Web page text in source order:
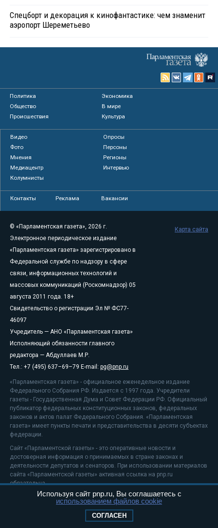
Спецборт и декорация к кинофантастике: чем знаменит
аэропорт Шереметьево
Политика
Экономика
Общество
В мире
Происшествия
Культура
Видео
Опросы
Фото
Персоны
Мнения
Регионы
Медиацентр
Интервью
Колумнисты
Контакты Реклама Вакансии
© «Парламентская газета», 2026 г.
Электронное периодическое издание
«Парламентская газета» зарегистрировано в
Федеральной службе по надзору в сфере
связи, информационных технологий и
массовых коммуникаций (Роскомнадзор) 05
августа 2011 года. 18+
Свидетельство о регистрации Эл № ФС77-
46097
Учредитель — АНО «Парламентская газета»
Исполняющий обязанности главного
редактора — Абдуллаев М.Р.
Тел.: +7 (495) 637–69–79 E-mail: pg@pnp.ru
«Парламентская газета» - официальное еженедельное издание
Федерального Собрания РФ. Издается с 1997 года. Учредители
газеты - Государственная Дума и Совет Федерации РФ. Официальный
публикатор федеральных конституционных законов, федеральных
законов и актов палат Федерального Собрания. «Парламентская
газета» имеет пункты печати и представительства в десяти субъектах
федерации.
Сайт «Парламентской газеты» - это оперативные новости и
достоверная информация о принимаемых в стране законах и
деятельности депутатов и сенаторов. При использовании материалов
сайта «Парламентской газеты» активная ссылка на pnp.ru
обязательна.
На информационном ресурсе применяютсярекомендательные
Положение о защите персональных данных
Карта сайта
Используя сайт pnp.ru, Вы соглашаетесь с
использованием файлов cookie
СОГЛАСЕН